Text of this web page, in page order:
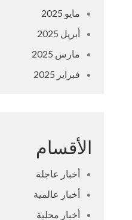
مايو 2025
أبريل 2025
مارس 2025
فبراير 2025
الأقسام
أخبار عاجلة
أخبار عالمية
أخبار محلية